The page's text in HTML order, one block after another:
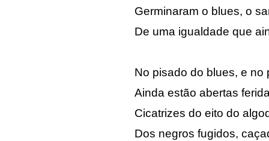
Germinaram o blues, o
De uma igualdade que
No pisado do blues, e no
Ainda estão abertas
Cicatrizes do eito do
Dos negros fugidos,